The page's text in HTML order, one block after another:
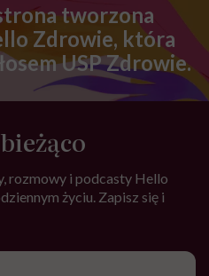
tworzona
Zdrowie, która
USP Zdrowie.
rozmowy i podcasty Hello
życiu. Zapisz się i